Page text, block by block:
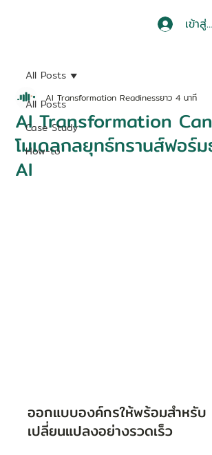
เข้าสู่ร
All Posts
Case Study
How-to
All Posts
AI Transformation
โมเดลกลยุทธ์ทรานส์ฟอร์
AI
AI Transformation Readinessยาว 4 นาที
ออกแบบองค์กรให้พร้อมสำหรับ
เปลี่ยนแปลงอย่างรวดเร็ว